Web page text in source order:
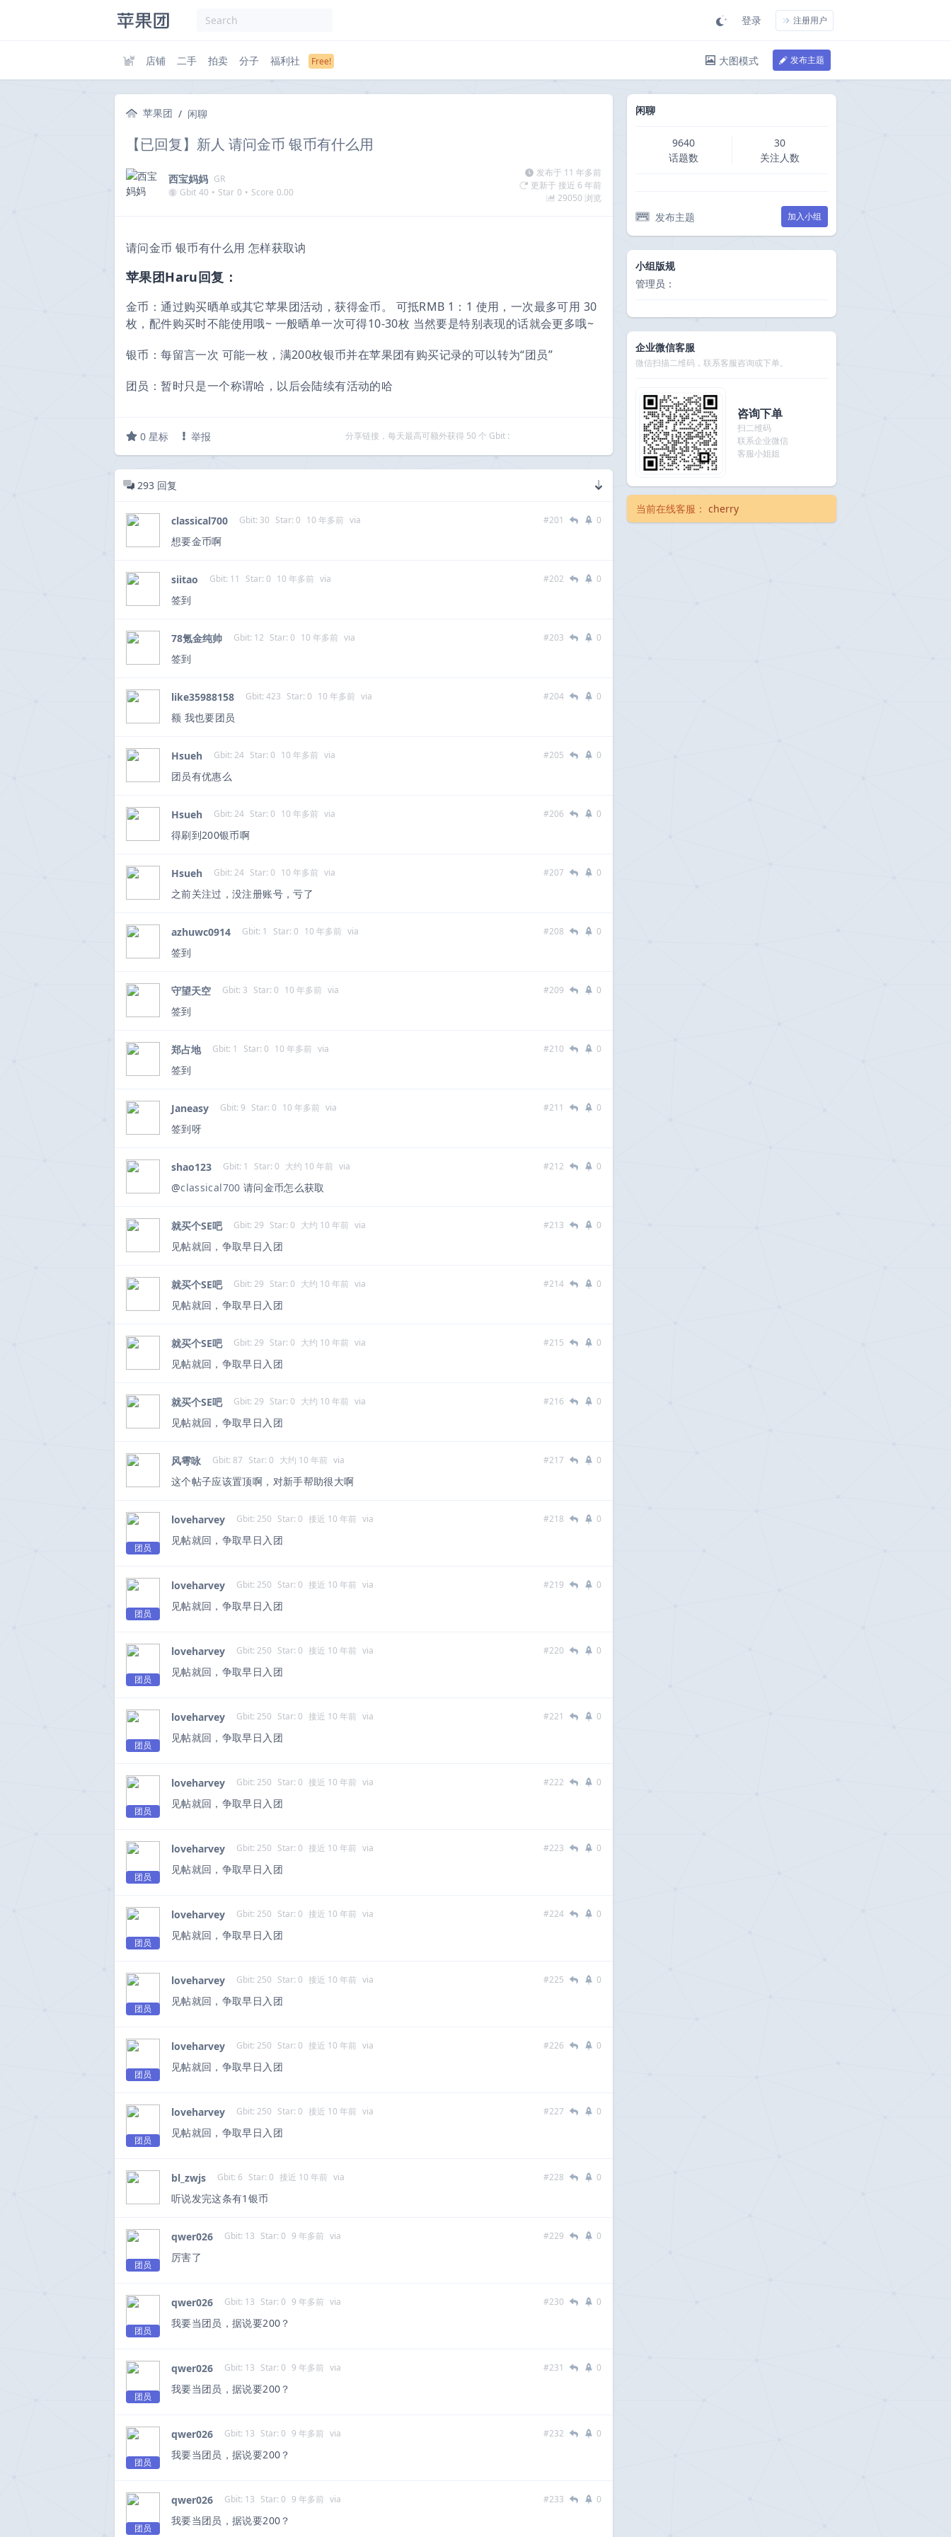
登录 注册用户
店铺 二手 拍卖 分子 福利社 大图模式 发布主题
苹果团 / 闲聊
【已回复】新人 请问金币 银币有什么用
西宝妈妈 GR
Gbit 40 • Star 0 • Score 0.00
发布于 11 年多前
更新于 接近 6 年前
29050 浏览
请问金币 银币有什么用 怎样获取讷
苹果团Haru回复：
金币：通过购买晒单或其它苹果团活动，获得金币。 可抵RMB 1：1 使用，一次最多可用 30
枚，配件购买时不能使用哦~ 一般晒单一次可得10-30枚 当然要是特别表现的话就会更多哦~
银币：每留言一次 可能一枚，满200枚银币并在苹果团有购买记录的可以转为“团员”
团员：暂时只是一个称谓哈，以后会陆续有活动的哈
0 星标 举报 分享链接，每天最高可额外获得 50 个 Gbit :
293 回复
classical700 Gbit: 30 Star: 0 10 年多前 via #201 0
想要金币啊
siitao Gbit: 11 Star: 0 10 年多前 via #202 0
签到
78氪金纯帅 Gbit: 12 Star: 0 10 年多前 via #203 0
签到
like35988158 Gbit: 423 Star: 0 10 年多前 via #204 0
额 我也要团员
Hsueh Gbit: 24 Star: 0 10 年多前 via #205 0
团员有优惠么
Hsueh Gbit: 24 Star: 0 10 年多前 via #206 0
得刷到200银币啊
Hsueh Gbit: 24 Star: 0 10 年多前 via #207 0
之前关注过，没注册账号，亏了
azhuwc0914 Gbit: 1 Star: 0 10 年多前 via #208 0
签到
守望天空 Gbit: 3 Star: 0 10 年多前 via #209 0
签到
郑占地 Gbit: 1 Star: 0 10 年多前 via #210 0
签到
Janeasy Gbit: 9 Star: 0 10 年多前 via #211 0
签到呀
shao123 Gbit: 1 Star: 0 大约 10 年前 via #212 0
@classical700 请问金币怎么获取
就买个SE吧 Gbit: 29 Star: 0 大约 10 年前 via #213 0
见帖就回，争取早日入团
就买个SE吧 Gbit: 29 Star: 0 大约 10 年前 via #214 0
见帖就回，争取早日入团
就买个SE吧 Gbit: 29 Star: 0 大约 10 年前 via #215 0
见帖就回，争取早日入团
就买个SE吧 Gbit: 29 Star: 0 大约 10 年前 via #216 0
见帖就回，争取早日入团
风雩咏 Gbit: 87 Star: 0 大约 10 年前 via #217 0
这个帖子应该置顶啊，对新手帮助很大啊
团员
loveharvey Gbit: 250 Star: 0 接近 10 年前 via #218 0
见帖就回，争取早日入团
团员
loveharvey Gbit: 250 Star: 0 接近 10 年前 via #219 0
见帖就回，争取早日入团
团员
loveharvey Gbit: 250 Star: 0 接近 10 年前 via #220 0
见帖就回，争取早日入团
团员
loveharvey Gbit: 250 Star: 0 接近 10 年前 via #221 0
见帖就回，争取早日入团
团员
loveharvey Gbit: 250 Star: 0 接近 10 年前 via #222 0
见帖就回，争取早日入团
团员
loveharvey Gbit: 250 Star: 0 接近 10 年前 via #223 0
见帖就回，争取早日入团
团员
loveharvey Gbit: 250 Star: 0 接近 10 年前 via #224 0
见帖就回，争取早日入团
团员
loveharvey Gbit: 250 Star: 0 接近 10 年前 via #225 0
见帖就回，争取早日入团
团员
loveharvey Gbit: 250 Star: 0 接近 10 年前 via #226 0
见帖就回，争取早日入团
团员
loveharvey Gbit: 250 Star: 0 接近 10 年前 via #227 0
见帖就回，争取早日入团
bl_zwjs Gbit: 6 Star: 0 接近 10 年前 via #228 0
听说发完这条有1银币
团员
qwer026 Gbit: 13 Star: 0 9 年多前 via #229 0
厉害了
团员
qwer026 Gbit: 13 Star: 0 9 年多前 via #230 0
我要当团员，据说要200？
团员
qwer026 Gbit: 13 Star: 0 9 年多前 via #231 0
我要当团员，据说要200？
团员
qwer026 Gbit: 13 Star: 0 9 年多前 via #232 0
我要当团员，据说要200？
团员
qwer026 Gbit: 13 Star: 0 9 年多前 via #233 0
我要当团员，据说要200？
闲聊
9640
话题数
30
关注人数
发布主题 加入小组
小组版规
管理员：
企业微信客服
微信扫描二维码，联系客服咨询或下单。
咨询下单
扫二维码
联系企业微信
客服小姐姐
当前在线客服： cherry